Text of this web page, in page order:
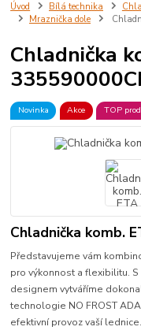
Úvod Bílá technika
Mraznička dole
Chladnička
Novinka Akce TOP
Chladnička komb.
Představujeme vám
pro výkonnost a flexibilitu.
designem vytváříme
technologie NO FROST
efektivní provoz vaší